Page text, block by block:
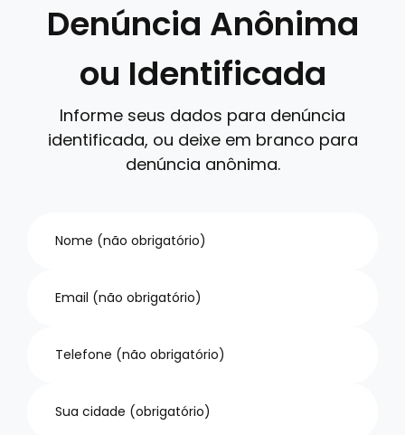
Denúncia Anônima
ou Identificada
Informe seus dados para denúncia
identificada, ou deixe em branco para
denúncia anônima.